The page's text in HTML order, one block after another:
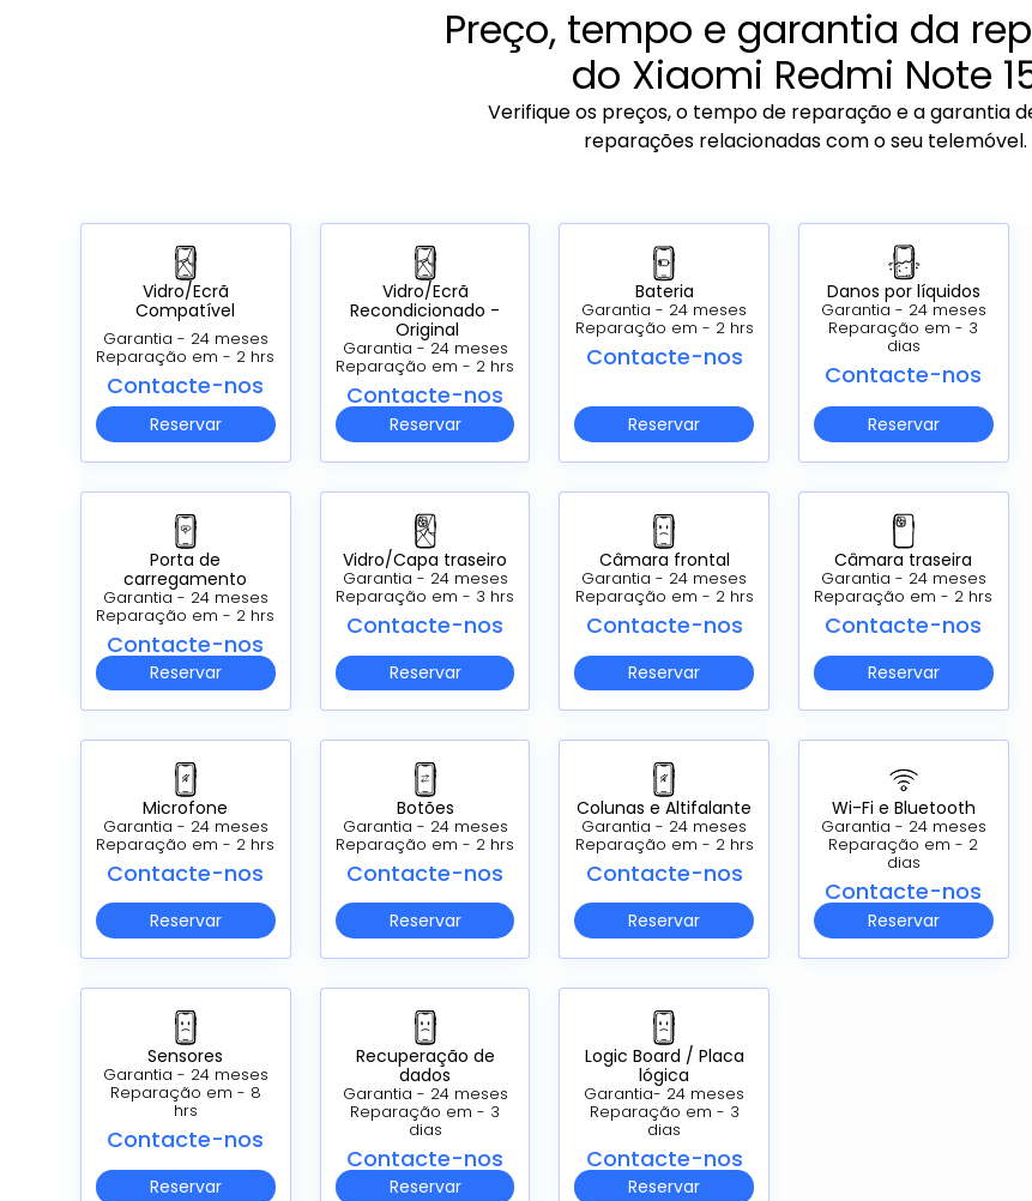
Preço, tempo e garantia da
do Xiaomi Redmi Note
Verifique os preços, o tempo de reparação e a garantia
reparações relacionadas com o seu telemóvel.
Vidro/Ecrã
Compatível
Garantia - 24 meses
Reparação em - 2 hrs
Contacte-nos
Reservar
Vidro/Ecrã
Recondicionado -
Original
Garantia - 24 meses
Reparação em - 2 hrs
Contacte-nos
Reservar
Bateria
Garantia - 24 meses
Reparação em - 2 hrs
Contacte-nos
Reservar
Danos por líquidos
Garantia - 24 meses
Reparação em - 3
dias
Contacte-nos
Reservar
Porta de
carregamento
Garantia - 24 meses
Reparação em - 2 hrs
Contacte-nos
Reservar
Vidro/Capa traseiro
Garantia - 24 meses
Reparação em - 3 hrs
Contacte-nos
Reservar
Câmara frontal
Garantia - 24 meses
Reparação em - 2 hrs
Contacte-nos
Reservar
Câmara traseira
Garantia - 24 meses
Reparação em - 2 hrs
Contacte-nos
Reservar
Microfone
Garantia - 24 meses
Reparação em - 2 hrs
Contacte-nos
Reservar
Botões
Garantia - 24 meses
Reparação em - 2 hrs
Contacte-nos
Reservar
Colunas e Altifalante
Garantia - 24 meses
Reparação em - 2 hrs
Contacte-nos
Reservar
Wi-Fi e Bluetooth
Garantia - 24 meses
Reparação em - 2
dias
Contacte-nos
Reservar
Sensores
Garantia - 24 meses
Reparação em - 8
hrs
Contacte-nos
Reservar
Recuperação de
dados
Garantia - 24 meses
Reparação em - 3
dias
Contacte-nos
Reservar
Logic Board / Placa
lógica
Garantia- 24 meses
Reparação em - 3
dias
Contacte-nos
Reservar